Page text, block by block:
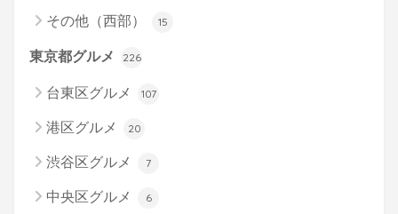
その他（西部） 15
東京都グルメ 226
台東区グルメ 107
港区グルメ 20
渋谷区グルメ 7
中央区グルメ 6